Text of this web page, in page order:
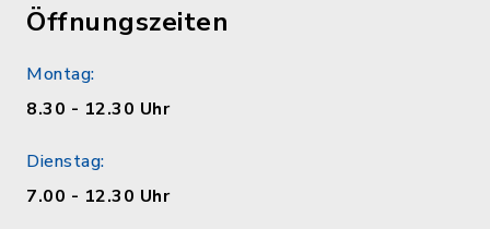
Öffnungszeiten
Montag:
8.30 - 12.30 Uhr
Dienstag:
7.00 - 12.30 Uhr